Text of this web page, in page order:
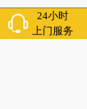
24小时
上门服务